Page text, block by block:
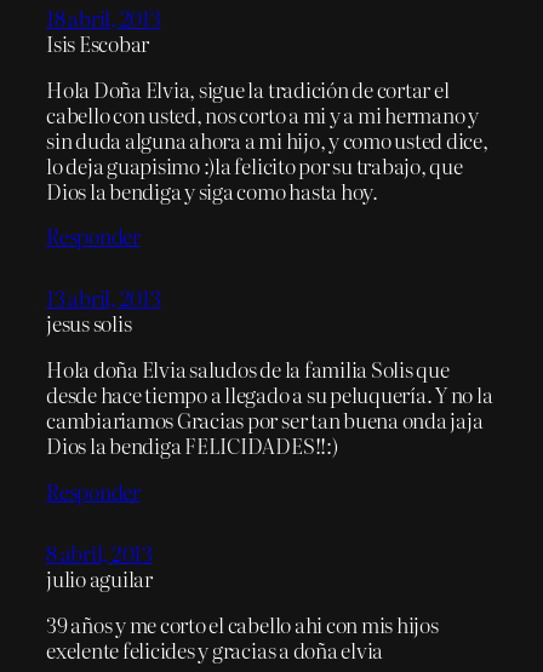
18 abril, 2013
Isis Escobar
Hola Doña Elvia, sigue la tradición de cortar el
cabello con usted, nos corto a mi y a mi hermano y
sin duda alguna ahora a mi hijo, y como usted dice,
lo deja guapisimo :)la felicito por su trabajo, que
Dios la bendiga y siga como hasta hoy.
Responder
13 abril, 2013
jesus solis
Hola doña Elvia saludos de la familia Solis que
desde hace tiempo a llegado a su peluquería. Y no la
cambiariamos Gracias por ser tan buena onda jaja
Dios la bendiga FELICIDADES!!:)
Responder
8 abril, 2013
julio aguilar
39 años y me corto el cabello ahi con mis hijos
exelente felicides y gracias a doña elvia